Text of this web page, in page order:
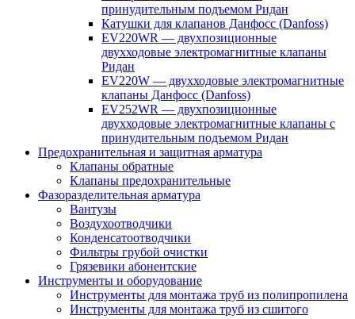
принудительным подъемом Ридан
Катушки для клапанов Данфосс (Danfoss)
EV220WR — двухпозиционные
двухходовые электромагнитные клапаны
Ридан
EV220W — двухходовые электромагнитные
клапаны Данфосс (Danfoss)
EV252WR — двухпозиционные
двухходовые электромагнитные клапаны с
принудительным подъемом Ридан
Предохранительная и защитная арматура
Клапаны обратные
Клапаны предохранительные
Фазоразделительная арматура
Вантузы
Воздухоотводчики
Конденсатоотводчики
Фильтры грубой очистки
Грязевики абонентские
Инструменты и оборудование
Инструменты для монтажа труб из полипропилена
Инструменты для монтажа труб из сшитого